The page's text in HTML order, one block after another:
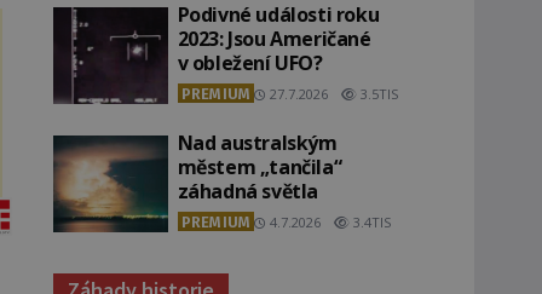
Podivné události roku
2023: Jsou Američané
v obležení UFO?
PREMIUM 27.7.2026 3.5TIS
Nad australským
městem „tančila“
záhadná světla
PREMIUM 4.7.2026 3.4TIS